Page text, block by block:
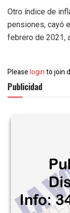
Otro índice de
pensiones, cayó
febrero de 2021,
Pleaseloginto join
Publicidad